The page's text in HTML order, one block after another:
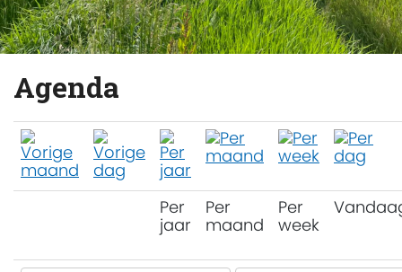
Agenda
Per
jaar
Per
maand
Per
week